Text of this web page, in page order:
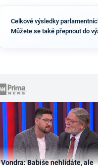
Celkové výsledky
Můžete se také přepnout do
Vondra: Babiše nehlídáte, ale